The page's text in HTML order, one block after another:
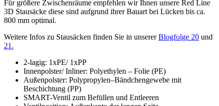
Für größere Zwischenräume empfehlen wir Ihnen unsere Red Line
3D Stausäcke diese sind aufgrund ihrer Bauart bei Lücken bis ca.
800 mm optimal.
Weitere Infos zu Stausäcken finden Sie in unsererBlogfolge 20 und
21.
2-lagig: 1xPE/ 1xPP
Innenpolster/ Inliner: Polyethylen – Folie (PE)
Außenpolster: Polypropylen–Bändchengewebe mit
Beschichtung (PP)
SMART-Ventil zum Befüllen und Entleeren